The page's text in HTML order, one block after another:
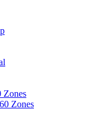
Zones
Zones